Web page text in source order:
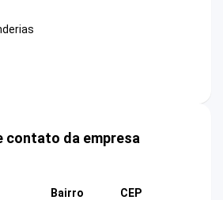
contato da empresa
Bairro
CEP